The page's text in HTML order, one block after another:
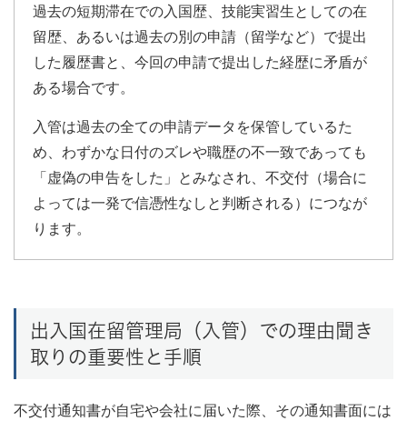
過去の短期滞在での入国歴、技能実習生としての在
留歴、あるいは過去の別の申請（留学など）で提出
した履歴書と、今回の申請で提出した経歴に矛盾が
ある場合です。
入管は過去の全ての申請データを保管しているた
め、わずかな日付のズレや職歴の不一致であっても
「虚偽の申告をした」とみなされ、不交付（場合に
よっては一発で信憑性なしと判断される）につなが
ります。
出入国在留管理局（入管）での理由聞き
取りの重要性と手順
不交付通知書が自宅や会社に届いた際、その通知書面には